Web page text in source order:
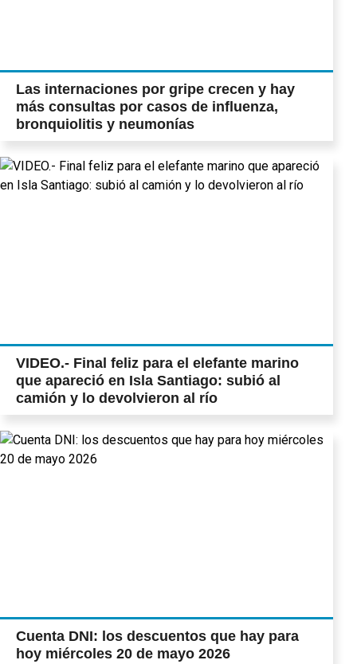
Las internaciones por gripe crecen y hay
más consultas por casos de influenza,
bronquiolitis y neumonías
VIDEO.- Final feliz para el elefante marino
que apareció en Isla Santiago: subió al
camión y lo devolvieron al río
Cuenta DNI: los descuentos que hay para
hoy miércoles 20 de mayo 2026